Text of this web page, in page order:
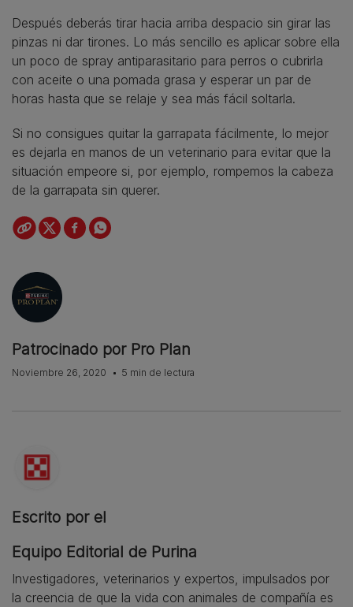
Después deberás tirar hacia arriba despacio sin girar las
pinzas ni dar tirones. Lo más sencillo es aplicar sobre ella
un poco de spray antiparasitario para perros o cubrirla
con aceite o una pomada grasa y esperar un par de
horas hasta que se relaje y sea más fácil soltarla.
Si no consigues quitar la garrapata fácilmente, lo mejor
es dejarla en manos de un veterinario para evitar que la
situación empeore si, por ejemplo, rompemos la cabeza
de la garrapata sin querer.
Patrocinado por Pro Plan
Noviembre 26, 2020 5 min de lectura
Escrito por el
Equipo Editorial de Purina
Investigadores, veterinarios y expertos, impulsados por
la creencia de que la vida con animales de compañía es